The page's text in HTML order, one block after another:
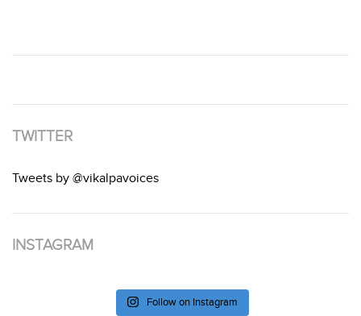
TWITTER
Tweets by @vikalpavoices
INSTAGRAM
Follow on Instagram